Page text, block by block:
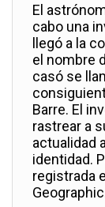
El
cabo una
llegó a la
el nombre
casó se
Barre. El
rastrear a
actualidad
identidad.
registrada